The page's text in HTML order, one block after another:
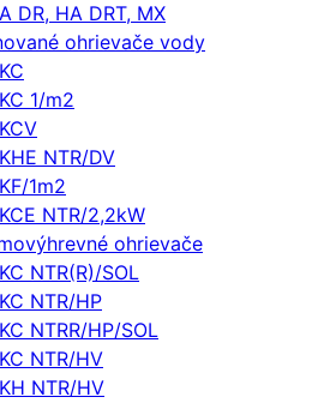
DR, HA DRT, MX
ohrievače vody
1/m2
NTR/DV
1m2
NTR/2,2kW
ohrievače
NTR(R)/SOL
NTR/HP
NTRR/HP/SOL
NTR/HV
NTR/HV